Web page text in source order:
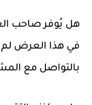
هل يُوفر صاحب
في هذا العرض لم
بالتواصل مع